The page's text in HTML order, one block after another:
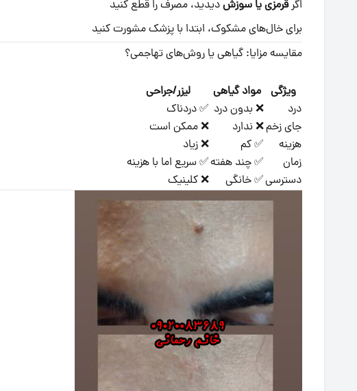
اگرقرمزی یا سوزشدیدید، مصرف را قطع کنید
برای خال‌های مشکوک، ابتدا با پزشک مشورت کنید
مقایسه مزایا: گیاهی یا روش‌های تهاجمی؟
ویژگی مواد گیاهی
لیزر/جراحی
درد
❌ بدون درد ✅ دردناک
جای زخم❌ ندارد
❌ ممکن است
هزینه
✅ کم
❌ زیاد
زمان
✅ چند هفته✅ سریع اما با هزینه
دسترسی✅ خانگی ❌ کلینیک